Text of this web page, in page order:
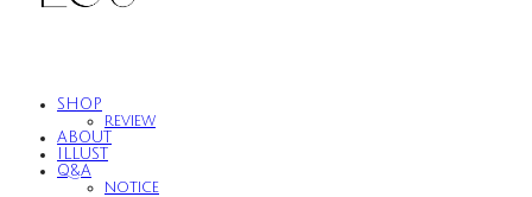
SHOP
review
ABOUT
ILLUST
Q&A
notice